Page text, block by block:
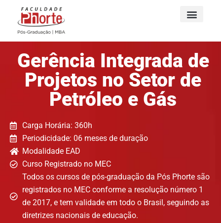
Gerência Integrada de
Projetos no Setor de
Petróleo e Gás
Carga Horária: 360h
Periodicidade: 06 meses de duração
Modalidade EAD
Curso Registrado no MEC
Todos os cursos de pós-graduação da Pós Phorte são
registrados no MEC conforme a resolução número 1
de 2017, e tem validade em todo o Brasil, seguindo as
diretrizes nacionais de educação.